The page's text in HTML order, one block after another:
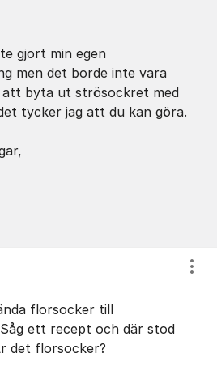
gjort min egen
men det borde inte vara
att byta ut strösockret med
tycker jag att du kan göra.
florsocker till
ett recept och där stod
det florsocker?